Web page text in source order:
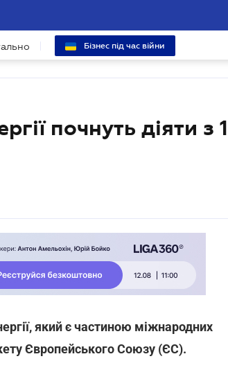
Бізнес під час війни
почнуть діяти з 1
який є частиною міжнародних
Європейського Союзу (ЄС).